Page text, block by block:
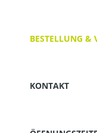
BESTELLUNG &
KONTAKT